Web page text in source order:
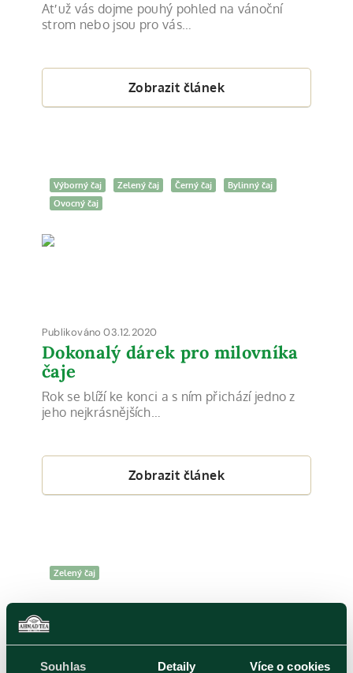
Souhlas Detaily Více o cookies
Ať už vás dojme pouhý pohled na vánoční
strom nebo jsou pro vás…
Zobrazit článek
Výborný čaj Zelený čaj Černý čaj
Bylinný čaj
Ovocný čaj
Publikováno 03.12.2020
Dokonalý dárek pro milovníka
čaje
Rok se blíží ke konci a s ním přichází jedno z
jeho nejkrásnějších…
Zobrazit článek
Zelený čaj